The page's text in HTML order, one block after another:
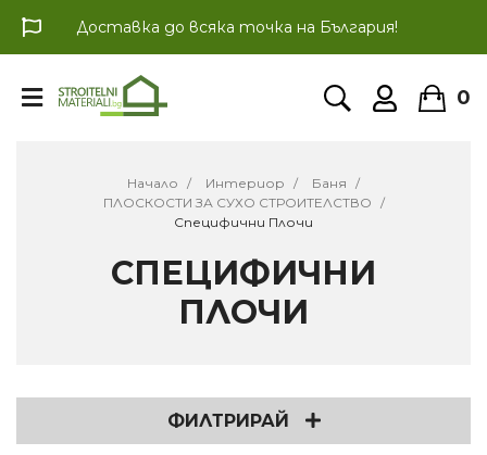
Доставка до всяка точка на България!
0
Начало Интериор
Баня
ПЛОСКОСТИ ЗА СУХО СТРОИТЕЛСТВО
Специфични Плочи
СПЕЦИФИЧНИ
ПЛОЧИ
ФИЛТРИРАЙ